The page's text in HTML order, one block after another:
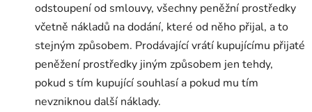
odstoupení od smlouvy, všechny peněžní prostředky
včetně nákladů na dodání, které od něho přijal, a to
stejným způsobem. Prodávající vrátí kupujícímu přijaté
peněžení prostředky jiným způsobem jen tehdy,
pokud s tím kupující souhlasí a pokud mu tím
nevzniknou další náklady.